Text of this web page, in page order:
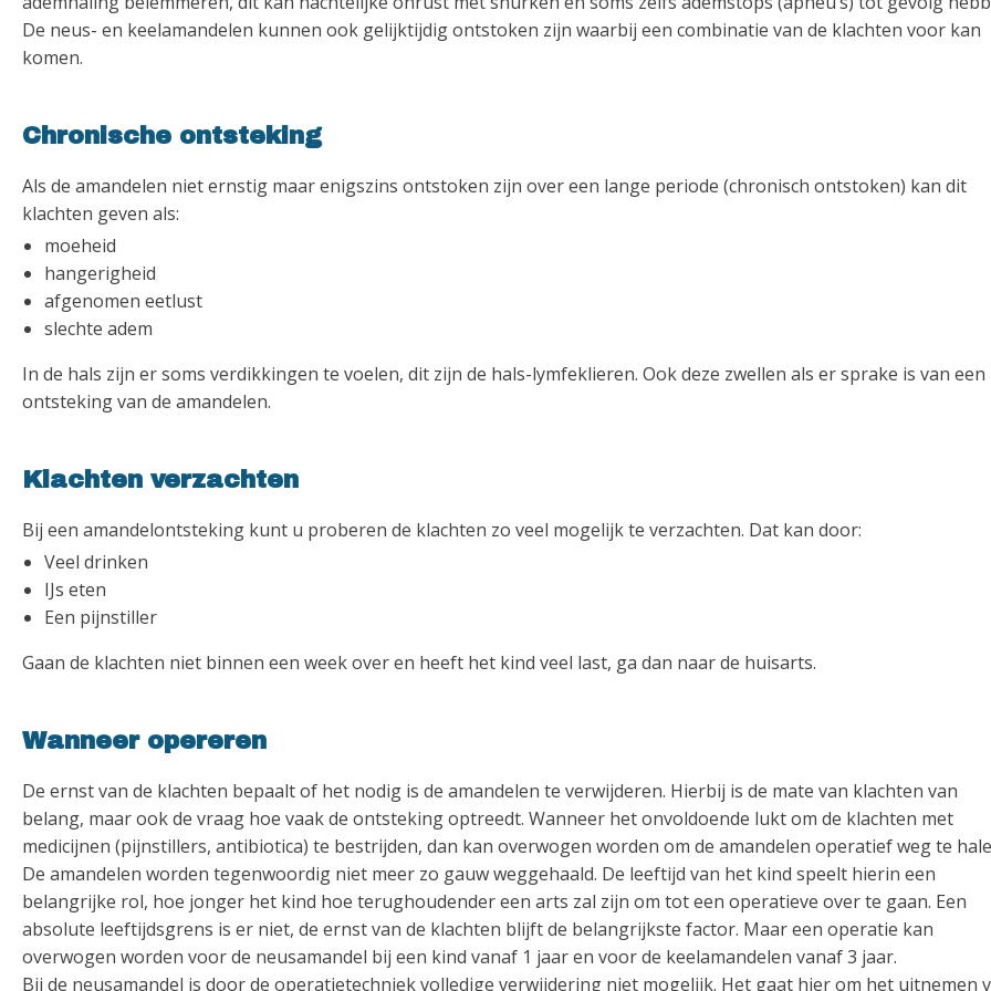
De neus- en keelamandelen kunnen ook gelijktijdig ontstoken zijn waarbij een combinatie van de klachten voor kan
komen.
Chronische ontsteking
Als de amandelen niet ernstig maar enigszins ontstoken zijn over een lange periode (chronisch ontstoken) kan dit
klachten geven als:
moeheid
hangerigheid
afgenomen eetlust
slechte adem
In de hals zijn er soms verdikkingen te voelen, dit zijn de hals-lymfeklieren. Ook deze zwellen als er sprake is van een
ontsteking van de amandelen.
Klachten verzachten
Bij een amandelontsteking kunt u proberen de klachten zo veel mogelijk te verzachten. Dat kan door:
Veel drinken
IJs eten
Een pijnstiller
Gaan de klachten niet binnen een week over en heeft het kind veel last, ga dan naar de huisarts.
Wanneer opereren
De ernst van de klachten bepaalt of het nodig is de amandelen te verwijderen. Hierbij is de mate van klachten van
belang, maar ook de vraag hoe vaak de ontsteking optreedt. Wanneer het onvoldoende lukt om de klachten met
medicijnen (pijnstillers, antibiotica) te bestrijden, dan kan overwogen worden om de amandelen operatief weg te
De amandelen worden tegenwoordig niet meer zo gauw weggehaald. De leeftijd van het kind speelt hierin een
belangrijke rol, hoe jonger het kind hoe terughoudender een arts zal zijn om tot een operatieve over te gaan. Een
absolute leeftijdsgrens is er niet, de ernst van de klachten blijft de belangrijkste factor. Maar een operatie kan
overwogen worden voor de neusamandel bij een kind vanaf 1 jaar en voor de keelamandelen vanaf 3 jaar.
Bij de neusamandel is door de operatietechniek volledige verwijdering niet mogelijk. Het gaat hier om het uitnemen